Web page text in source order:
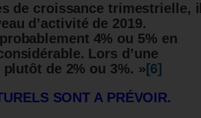
de croissance trimestrielle, il
d’activité de 2019.
4% ou 5% en
Lors d’une
de 2% ou 3%. » [6]
SONT A PRÉVOIR.